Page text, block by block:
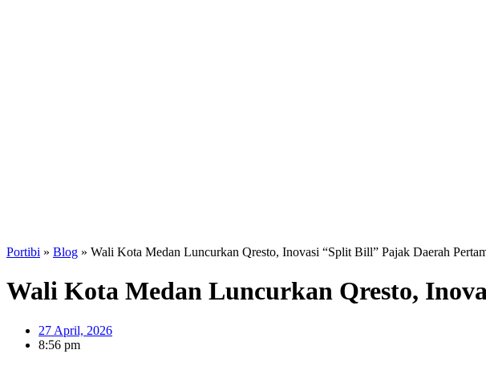
Portibi » Blog » Wali Kota Medan Luncurkan Qresto, Inovasi “Split Bill” Pajak Daerah
Wali Kota Medan Luncurkan Qresto,
27 April, 2026
8:56 pm